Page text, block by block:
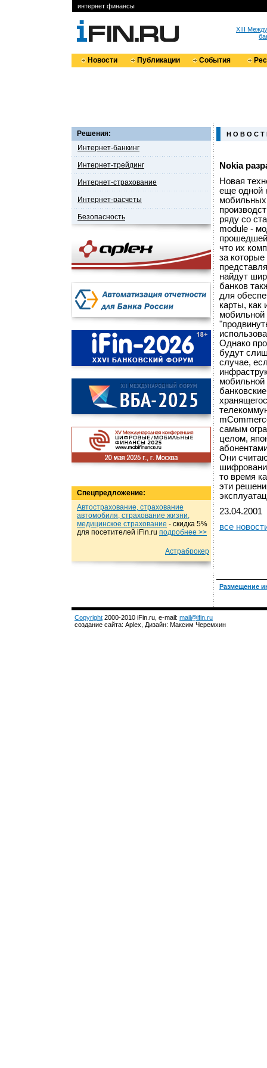
интернет финансы
XIII
Новости Публикации События
Решения:
Интернет-банкинг
Интернет-трейдинг
Интернет-страхование
Интернет-расчеты
Безопасность
Спецпредложение:
Автострахование, страхование
автомобиля, страхование жизни,
медицинское страхование - cкидка 5%
для посетителей iFin.ru подробнеe >>
Астраброкер
Н О В О С Т
Nokia
Новая
еще одной
ряду со
module -
прошедшей
что их
за
найдут
банков
для
карты, как
мобильной
Однако
будут
случае,
мобильной
самым
целом,
Они
то время
эти
23.04.2001
все
Размещение
Copyright 2000-2010 iFin.ru, e-mail: mail@ifin.ru
создание сайта: Aplex, Дизайн: Максим Черемхин